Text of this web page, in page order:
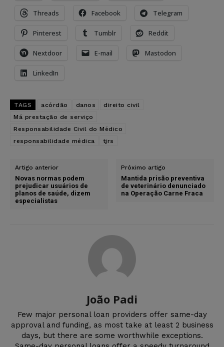
Threads Facebook Telegram
Pinterest Tumblr Reddit
Nextdoor E-mail Mastodon
LinkedIn
TAGS acórdão danos
direito civil
Má prestação de serviço
Responsabilidade Civil do Médico
responsabilidade médica
tjrs
Artigo anterior
Novas normas podem
prejudicar usuários de
planos de saúde, dizem
especialistas
Próximo artigo
Mantida prisão preventiva
de veterinário denunciado
na Operação Carne Fraca
João Padi
Few major personal loan providers offer same-day
approval and funding, as most take at least 2 business
days, but there are some worthwhile exceptions.